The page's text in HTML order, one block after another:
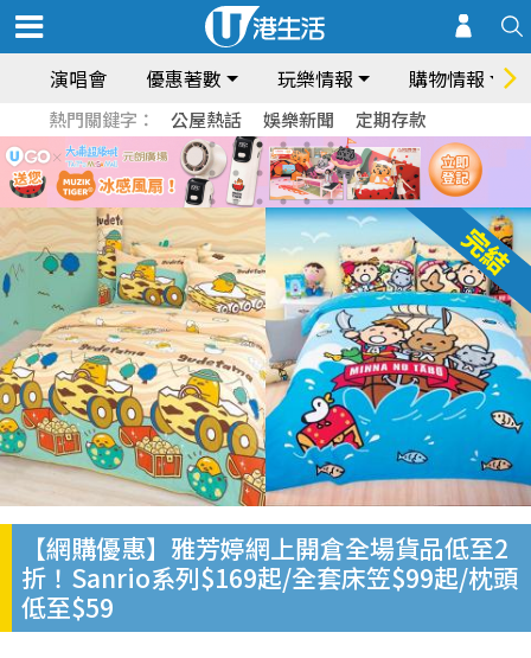
演唱會 優惠著數 玩樂情報 購物情報
熱門關鍵字： 公屋熱話 娛樂新聞 定期存款
【網購優惠】雅芳婷網上開倉全場貨品低至2
折！Sanrio系列$169起/全套床笠$99起/枕頭
低至$59